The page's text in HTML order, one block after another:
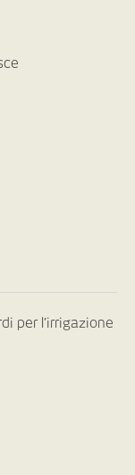
per l’irrigazione